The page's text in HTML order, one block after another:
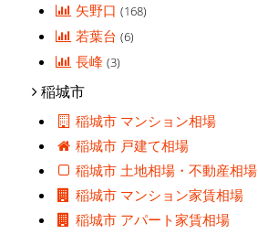
矢野口(168)
若葉台(6)
長峰(3)
稲城市
稲城市 マンション相場
稲城市 戸建て相場
稲城市 土地相場・不動産相場
稲城市 マンション家賃相場
稲城市 アパート家賃相場